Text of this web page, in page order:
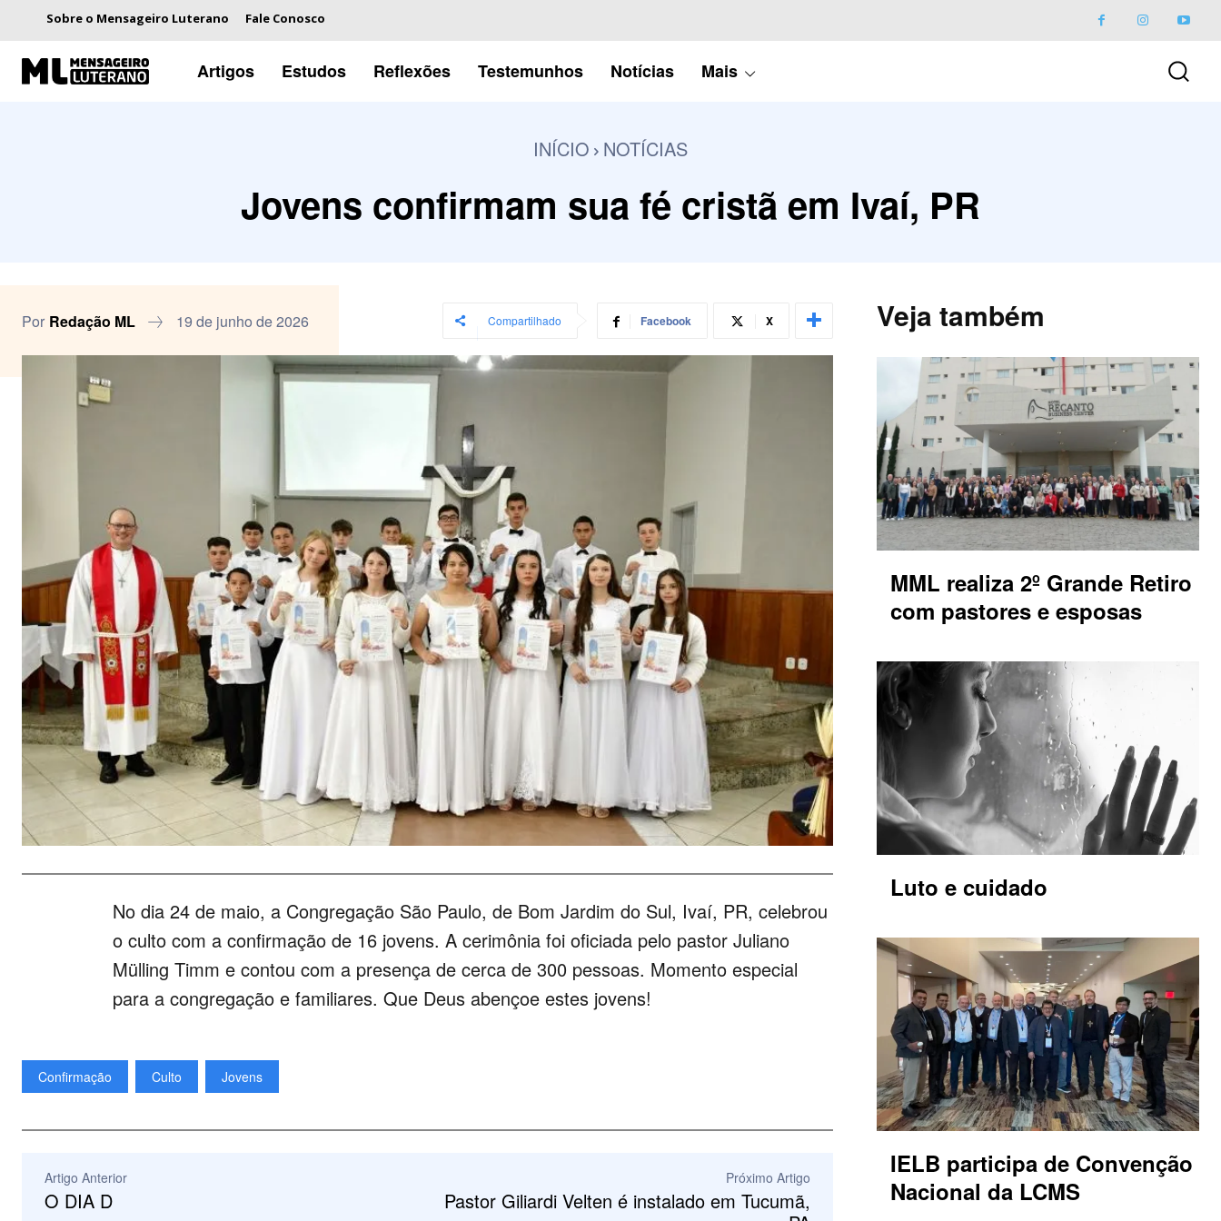
Sobre o Mensageiro Luterano Fale Conosco
Artigos Estudos Reflexões Testemunhos Notícias Mais
INÍCIO NOTÍCIAS
Jovens confirmam sua fé cristã em Ivaí, PR
Por Redação ML 19 de junho de 2026 Compartilhado Facebook X
No dia 24 de maio, a Congregação São Paulo, de Bom Jardim do Sul, Ivaí, PR, celebrou
o culto com a confirmação de 16 jovens. A cerimônia foi oficiada pelo pastor Juliano
Mülling Timm e contou com a presença de cerca de 300 pessoas. Momento especial
para a congregação e familiares. Que Deus abençoe estes jovens!
Confirmação Culto Jovens
Artigo Anterior
O DIA D
Próximo Artigo
Pastor Giliardi Velten é instalado em Tucumã,
Veja também
MML realiza 2º Grande Retiro
com pastores e esposas
Luto e cuidado
IELB participa de Convenção
Nacional da LCMS